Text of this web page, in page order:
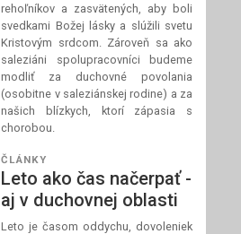
rehoľníkov a zasvätených, aby boli
svedkami Božej lásky a slúžili svetu
Kristovým srdcom. Zároveň sa ako
saleziáni spolupracovníci budeme
modliť za duchovné povolania
(osobitne v saleziánskej rodine) a za
našich blízkych, ktorí zápasia s
chorobou.
ČLÁNKY
Leto ako čas načerpať -
aj v duchovnej oblasti
Leto je časom oddychu, dovoleniek